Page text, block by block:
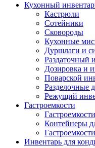
Кухонный
Кастрюли
Сотейники
Сковороды
Кухонные
Дуршлаги и
Раздаточный
Дозировка и
Поварской
Разделочные
Режущий
Гастроемкости
Контейнеры
Инвентарь для